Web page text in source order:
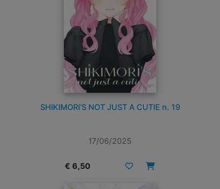
SHIKIMORI’S NOT JUST A CUTIE n. 19
17/06/2025
€ 6,50